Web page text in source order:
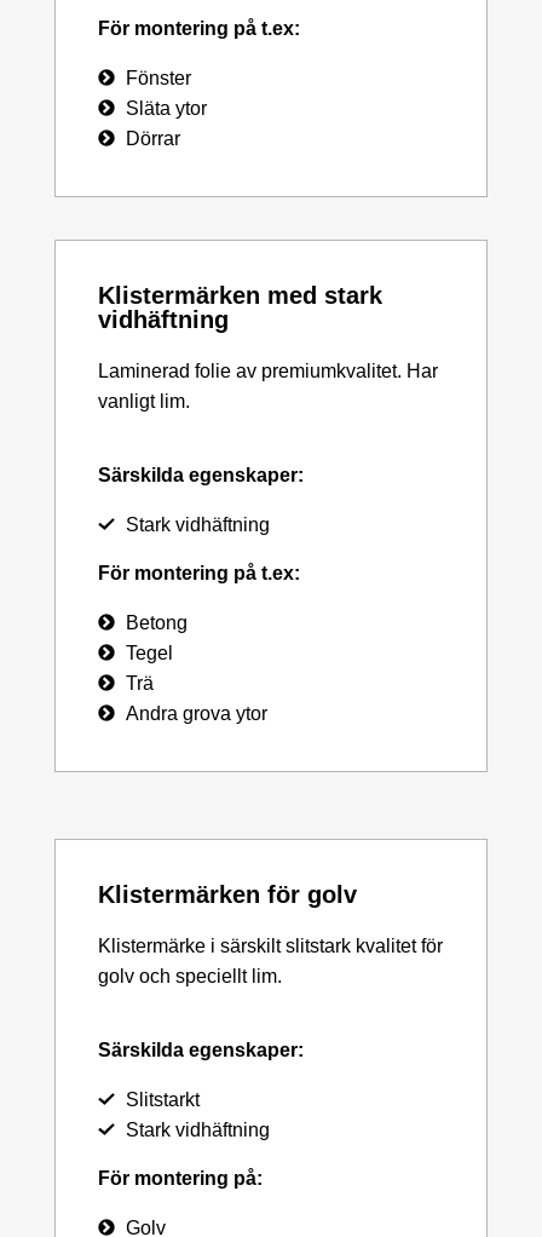
För montering på t.ex:
Fönster
Släta ytor
Dörrar
Klistermärken med stark
vidhäftning
Laminerad folie av premiumkvalitet. Har
vanligt lim.
Särskilda egenskaper:
Stark vidhäftning
För montering på t.ex:
Betong
Tegel
Trä
Andra grova ytor
Klistermärken för golv
Klistermärke i särskilt slitstark kvalitet för
golv och speciellt lim.
Särskilda egenskaper:
Slitstarkt
Stark vidhäftning
För montering på:
Golv